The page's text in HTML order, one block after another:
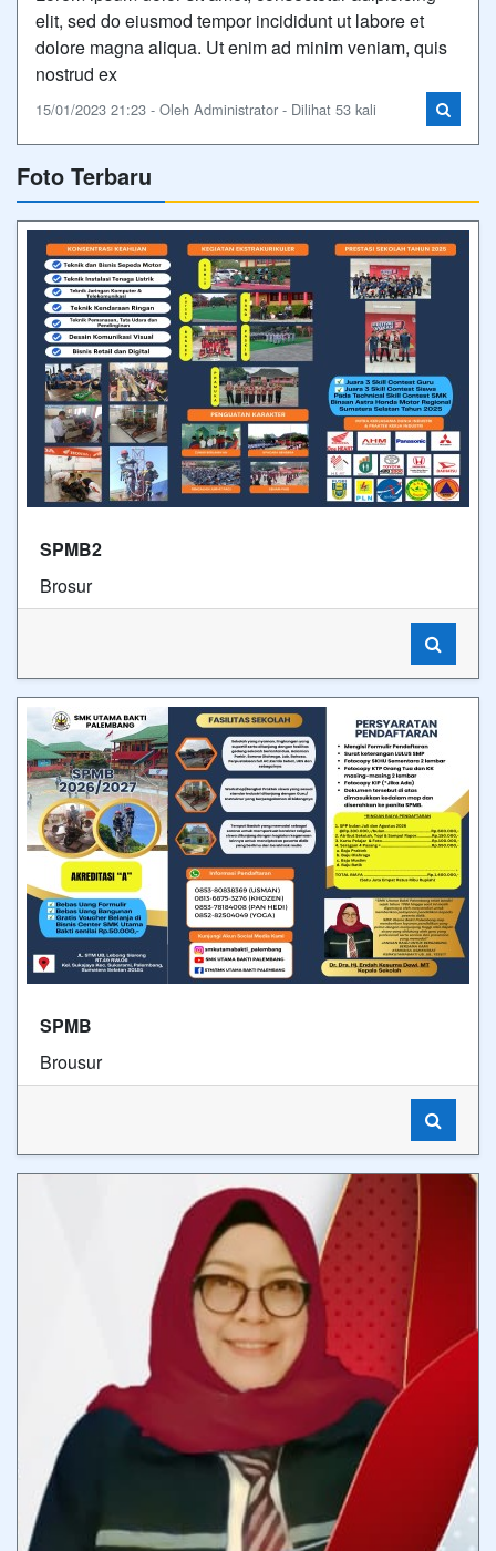
elit, sed do eiusmod tempor incididunt ut labore et
dolore magna aliqua. Ut enim ad minim veniam, quis
nostrud ex
15/01/2023 21:23 - Oleh Administrator - Dilihat 53 kali
Foto Terbaru
SPMB2
Brosur
SPMB
Brousur